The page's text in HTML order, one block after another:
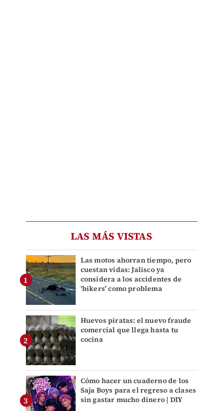
LAS MÁS VISTAS
Las motos ahorran tiempo, pero
cuestan vidas: Jalisco ya
considera a los accidentes de
'bikers' como problema
Huevos piratas: el nuevo fraude
comercial que llega hasta tu
cocina
Cómo hacer un cuaderno de los
Saja Boys para el regreso a clases
sin gastar mucho dinero | DIY